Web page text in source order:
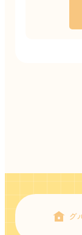
グ